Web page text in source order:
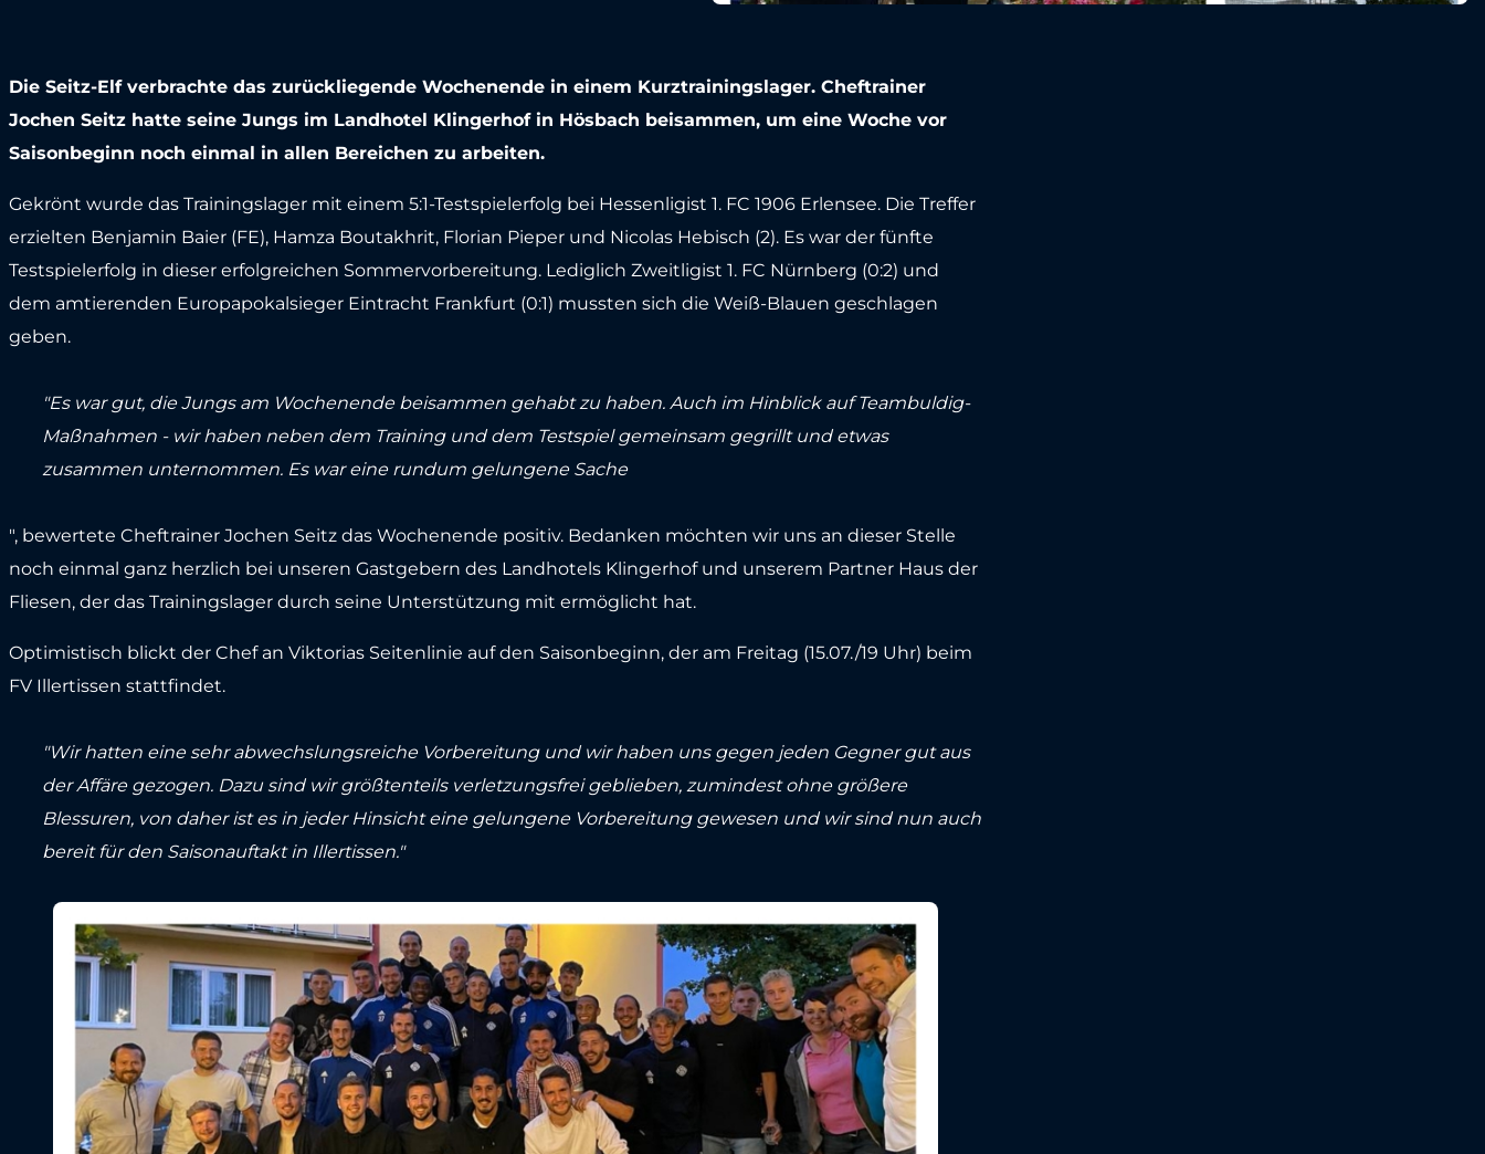
Die Seitz-Elf verbrachte das zurückliegende Wochenende in einem Kurztrainingslager. Cheftrainer
Jochen Seitz hatte seine Jungs im Landhotel Klingerhof in Hösbach beisammen, um eine Woche vor
Saisonbeginn noch einmal in allen Bereichen zu arbeiten.
Gekrönt wurde das Trainingslager mit einem 5:1-Testspielerfolg bei Hessenligist 1. FC 1906 Erlensee. Die Treffer
erzielten Benjamin Baier (FE), Hamza Boutakhrit, Florian Pieper und Nicolas Hebisch (2). Es war der fünfte
Testspielerfolg in dieser erfolgreichen Sommervorbereitung. Lediglich Zweitligist 1. FC Nürnberg (0:2) und
dem amtierenden Europapokalsieger Eintracht Frankfurt (0:1) mussten sich die Weiß-Blauen geschlagen
geben.
"Es war gut, die Jungs am Wochenende beisammen gehabt zu haben. Auch im Hinblick auf Teambuldig-
Maßnahmen - wir haben neben dem Training und dem Testspiel gemeinsam gegrillt und etwas
zusammen unternommen. Es war eine rundum gelungene Sache
", bewertete Cheftrainer Jochen Seitz das Wochenende positiv. Bedanken möchten wir uns an dieser Stelle
noch einmal ganz herzlich bei unseren Gastgebern des Landhotels Klingerhof und unserem Partner Haus der
Fliesen, der das Trainingslager durch seine Unterstützung mit ermöglicht hat.
Optimistisch blickt der Chef an Viktorias Seitenlinie auf den Saisonbeginn, der am Freitag (15.07./19 Uhr) beim
FV Illertissen stattfindet.
"Wir hatten eine sehr abwechslungsreiche Vorbereitung und wir haben uns gegen jeden Gegner gut aus
der Affäre gezogen. Dazu sind wir größtenteils verletzungsfrei geblieben, zumindest ohne größere
Blessuren, von daher ist es in jeder Hinsicht eine gelungene Vorbereitung gewesen und wir sind nun auch
bereit für den Saisonauftakt in Illertissen."